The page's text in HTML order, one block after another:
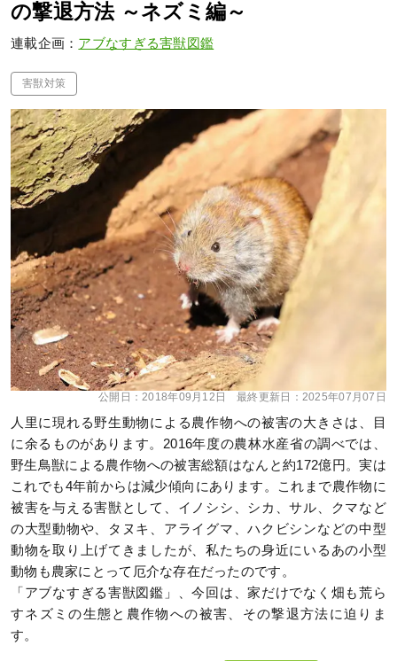
の撃退方法 ～ネズミ編～
連載企画： アブなすぎる害獣図鑑
害獣対策
公開日：2018年09月12日 最終更新日： 2025年07月07日
人里に現れる野生動物による農作物への被害の大きさは、目
に余るものがあります。2016年度の農林水産省の調べでは、
野生鳥獣による農作物への被害総額はなんと約172億円。実は
これでも4年前からは減少傾向にあります。これまで農作物に
被害を与える害獣として、イノシシ、シカ、サル、クマなど
の大型動物や、タヌキ、アライグマ、ハクビシンなどの中型
動物を取り上げてきましたが、私たちの身近にいるあの小型
動物も農家にとって厄介な存在だったのです。
「アブなすぎる害獣図鑑」、今回は、家だけでなく畑も荒ら
すネズミの生態と農作物への被害、その撃退方法に迫りま
す。